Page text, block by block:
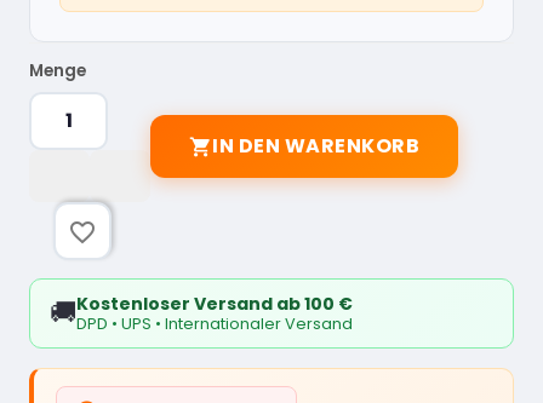
Menge
IN DEN WARENKORB
favorite_border
🚚Kostenloser Versand ab 100 €
DPD • UPS • Internationaler Versand